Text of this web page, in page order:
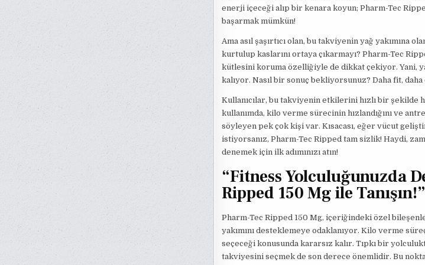
enerji içeceği alıp bir kenara koyun; Pharm-Tec
başarmak mümkün!
Ama asıl şaşırtıcı olan, bu takviyenin yağ yakımına
kurtulup kaslarını ortaya çıkarmayı? Pharm-Tec
kütlesini koruma özelliğiyle de dikkat çekiyor. Yani,
kalıyor. Nasıl bir sonuç bekliyorsunuz? Daha fit,
Kullanıcılar, bu takviyenin etkilerini hızlı bir
kullanımda, kilo verme sürecinin hızlandığını ve
söyleyen pek çok kişi var. Kısacası, eğer vücut
istiyorsanız, Pharm-Tec Ripped tam sizlik! Haydi,
denemek için ilk adımınızı atın!
“Fitness Yolculuğunuzda
Ripped 150 Mg ile Tanışın!”
Pharm-Tec Ripped 150 Mg, içeriğindeki özel
yakımını desteklemeye odaklanıyor. Kilo verme
seçeceği konusunda kararsız kalır. Tıpkı bir
takviyesini seçmek de son derece önemlidir. Bu